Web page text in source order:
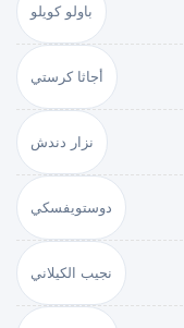
باولو كويلو
أجاثا كرستي
نزار دندش
دوستويفسكي
نجيب الكيلاني